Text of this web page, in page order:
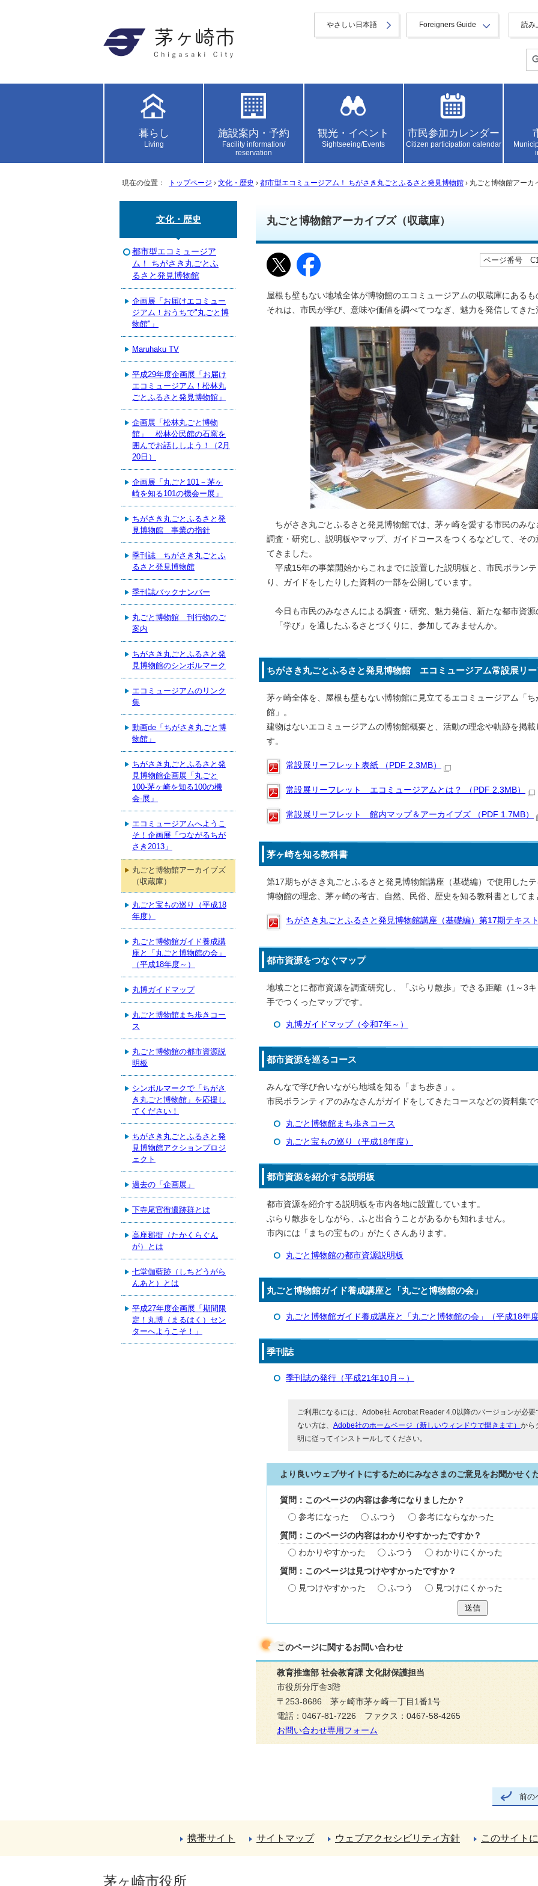
やさしい日本語 Foreigners Guide 読み
暮らし
Living
施設案内・予約
Facility information/
reservation
観光・イベント
Sightseeing/Events
市民参加カレンダー
Citizen participation calendar
現在の位置： トップページ › 文化・歴史 › 都市型エコミュージアム！ ちがさき丸ごとふるさと発見博物館 › 丸ごと博物館アーカ
丸ごと博物館アーカイブズ（収蔵庫）
ページ番号
屋根も壁もない地域全体が博物館のエコミュージアムの収蔵庫にあるも
それは、市民が学び、意味や価値を調べてつなぎ、魅力を発信してきた
ちがさき丸ごとふるさと発見博物館では、茅ヶ崎を愛する市民のみ
調査・研究し、説明板やマップ、ガイドコースをつくるなどして、そ
てきました。
平成15年の事業開始からこれまでに設置した説明板と、市民ボラン
り、ガイドをしたりした資料の一部を公開しています。
今日も市民のみなさんによる調査・研究、魅力発信、新たな都市資源
「学び」を通したふるさとづくりに、参加してみませんか。
ちがさき丸ごとふるさと発見博物館 エコミュージアム常設展リー
茅ヶ崎全体を、屋根も壁もない博物館に見立てるエコミュージアム「
館」。
建物はないエコミュージアムの博物館概要と、活動の理念や軌跡を掲
す。
常設展リーフレット表紙 （PDF 2.3MB）
常設展リーフレット エコミュージアムとは？ （PDF 2.3MB）
常設展リーフレット 館内マップ＆アーカイブズ （PDF 1.7MB）
茅ヶ崎を知る教科書
第17期ちがさき丸ごとふるさと発見博物館講座（基礎編）で使用した
博物館の理念、茅ヶ崎の考古、自然、民俗、歴史を知る教科書としてま
ちがさき丸ごとふるさと発見博物館講座（基礎編）第17期テキス
都市資源をつなぐマップ
地域ごとに都市資源を調査研究し、「ぶらり散歩」できる距離（1～3
手でつくったマップです。
丸博ガイドマップ（令和7年～）
都市資源を巡るコース
みんなで学び合いながら地域を知る「まち歩き」。
市民ボランティアのみなさんがガイドをしてきたコースなどの資料集で
丸ごと博物館まち歩きコース
丸ごと宝もの巡り（平成18年度）
都市資源を紹介する説明板
都市資源を紹介する説明板を市内各地に設置しています。
ぶらり散歩をしながら、ふと出合うことがあるかも知れません。
市内には「まちの宝もの」がたくさんあります。
丸ごと博物館の都市資源説明板
丸ごと博物館ガイド養成講座と「丸ごと博物館の会」
丸ごと博物館ガイド養成講座と「丸ごと博物館の会」（平成18年度
季刊誌
季刊誌の発行（平成21年10月～）
ご利用になるには、Adobe社 Acrobat Reader 4.0以降のバージョンが必
ない方は、Adobe社のホームページ（新しいウィンドウで開きます）から
明に従ってインストールしてください。
より良いウェブサイトにするためにみなさまのご意見をお聞かせく
質問：このページの内容は参考になりましたか？
参考になった
ふつう 参考にならなかった
質問：このページの内容はわかりやすかったですか？
わかりやすかった
ふつう わかりにくかった
質問：このページは見つけやすかったですか？
見つけやすかった
ふつう 見つけにくかった
送信
このページに関するお問い合わせ
教育推進部 社会教育課 文化財保護担当
市役所分庁舎3階
〒253-8686 茅ヶ崎市茅ヶ崎一丁目1番1号
電話：0467-81-7226 ファクス：0467-58-4265
お問い合わせ専用フォーム
文化・歴史
都市型エコミュージア
ム！ ちがさき丸ごとふ
るさと発見博物館
企画展「お届けエコミュー
ジアム！おうちで"丸ごと博
物館"」
Maruhaku TV
平成29年度企画展「お届け
エコミュージアム！松林丸
ごとふるさと発見博物館」
企画展「松林丸ごと博物
館」 松林公民館の石窯を
囲んでお話ししよう！（2月
20日）
企画展「丸ごと101－茅ヶ
崎を知る101の機会ー展」
ちがさき丸ごとふるさと発
見博物館 事業の指針
季刊誌 ちがさき丸ごとふ
るさと発見博物館
季刊誌バックナンバー
丸ごと博物館 刊行物のご
案内
ちがさき丸ごとふるさと発
見博物館のシンボルマーク
エコミュージアムのリンク
集
動画de「ちがさき丸ごと博
物館」
ちがさき丸ごとふるさと発
見博物館企画展「丸ごと
100-茅ヶ崎を知る100の機
会-展」
エコミュージアムへようこ
そ！企画展「つながるちが
さき2013」
丸ごと博物館アーカイブズ
（収蔵庫）
丸ごと宝もの巡り（平成18
年度）
丸ごと博物館ガイド養成講
座と「丸ごと博物館の会」
（平成18年度～）
丸博ガイドマップ
丸ごと博物館まち歩きコー
ス
丸ごと博物館の都市資源説
明板
シンボルマークで「ちがさ
き丸ごと博物館」を応援し
てください！
ちがさき丸ごとふるさと発
見博物館アクションプロジ
ェクト
過去の「企画展」
下寺尾官衙遺跡群とは
高座郡衙（たかくらぐん
が）とは
七堂伽藍跡（しちどうがら
んあと）とは
平成27年度企画展「期間限
定！丸博（まるはく）セン
ターへようこそ！」
前の
携帯サイト サイトマップ ウェブアクセシビリティ方針 このサイト
茅ヶ崎市役所